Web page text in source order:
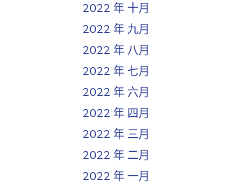
2022 年 十月
2022 年 九月
2022 年 八月
2022 年 七月
2022 年 六月
2022 年 四月
2022 年 三月
2022 年 二月
2022 年 一月